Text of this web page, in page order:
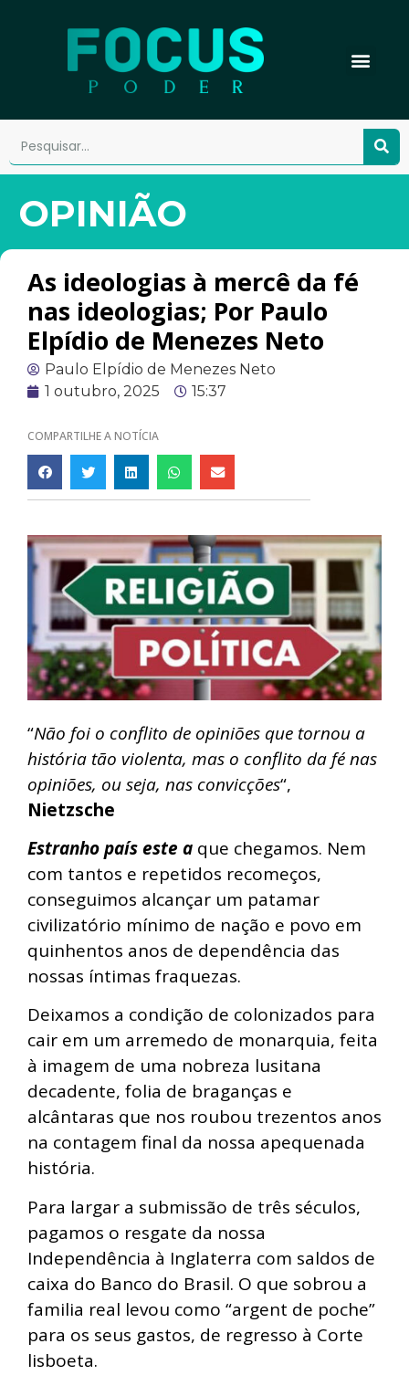
OPINIÃO
As ideologias à mercê da fé
nas ideologias; Por Paulo
Elpídio de Menezes Neto
Paulo Elpídio de Menezes Neto
1 outubro, 2025
15:37
COMPARTILHE A NOTÍCIA
“Não foi o conflito de opiniões que tornou a
história tão violenta, mas o conflito da fé nas
opiniões, ou seja, nas convicções“,
Nietzsche
Estranho país este a que chegamos. Nem
com tantos e repetidos recomeços,
conseguimos alcançar um patamar
civilizatório mínimo de nação e povo em
quinhentos anos de dependência das
nossas íntimas fraquezas.
Deixamos a condição de colonizados para
cair em um arremedo de monarquia, feita
à imagem de uma nobreza lusitana
decadente, folia de braganças e
alcântaras que nos roubou trezentos anos
na contagem final da nossa apequenada
história.
Para largar a submissão de três séculos,
pagamos o resgate da nossa
Independência à Inglaterra com saldos de
caixa do Banco do Brasil. O que sobrou a
familia real levou como “argent de poche”
para os seus gastos, de regresso à Corte
lisboeta.